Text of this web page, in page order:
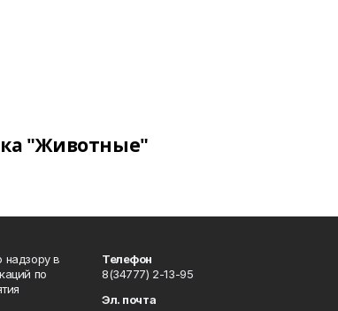
"Животные"
надзору в
по
Телефон
8(34777) 2-13-95
Эл. почта